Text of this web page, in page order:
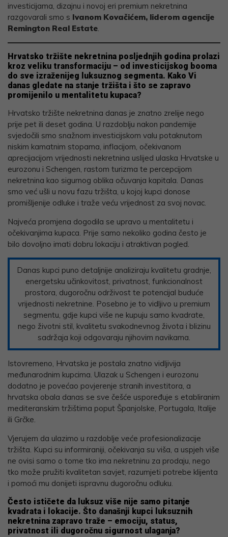
investicijama, dizajnu i novoj eri premium nekretnina
razgovarali smo s Ivanom Kovačićem, liderom agencije
Remington Real Estate
Hrvatsko tržište nekretnina posljednjih godina prolazi
kroz veliku transformaciju – od investicijskog booma
do sve izraženijeg luksuznog segmenta. Kako Vi
danas gledate na stanje tržišta i što se zapravo
promijenilo u mentalitetu kupaca?
Hrvatsko tržište nekretnina danas je znatno zrelije nego
prije pet ili deset godina. U razdoblju nakon pandemije
svjedočili smo snažnom investicijskom valu potaknutom
niskim kamatnim stopama, inflacijom, očekivanom
aprecijacijom vrijednosti nekretnina uslijed ulaska Hrvatske u
eurozonu i Schengen, rastom turizma te percepcijom
nekretnina kao sigurnog oblika očuvanja kapitala. Danas
smo već ušli u novu fazu tržišta, u kojoj kupci donose
promišljenije odluke i traže veću vrijednost za svoj novac.
Najveća promjena dogodila se upravo u mentalitetu i
očekivanjima kupaca. Prije samo nekoliko godina često je
bilo dovoljno imati dobru lokaciju i atraktivan pogled.
Danas kupci puno detaljnije analiziraju kvalitetu gradnje,
energetsku učinkovitost, privatnost, funkcionalnost
prostora, dugoročnu održivost te potencijal buduće
vrijednosti nekretnine. Posebno je to vidljivo u premium
segmentu, gdje kupci više ne kupuju samo kvadrate,
nego životni stil, kvalitetu svakodnevnog života i blizinu
sadržaja koji odgovaraju njihovim navikama.
Istovremeno, Hrvatska je postala znatno vidljivija
međunarodnim kupcima. Ulazak u Schengen i eurozonu
dodatno je povećao povjerenje stranih investitora, a
hrvatska obala danas se sve češće uspoređuje s etabliranim
mediteranskim tržištima poput Španjolske, Portugala, Italije
ili Grčke.
Vjerujem da ulazimo u razdoblje veće profesionalizacije
tržišta. Kupci su informiraniji, očekivanja su viša, a uspjeh više
ne ovisi samo o tome tko ima nekretninu za prodaju, nego
tko može pružiti kvalitetan savjet, razumjeti potrebe klijenta
i pomoći mu donijeti ispravnu dugoročnu odluku.
Često ističete da luksuz više nije samo pitanje
kvadrata i lokacije. Što današnji kupci luksuznih
nekretnina zapravo traže – emociju, status,
privatnost ili dugoročnu sigurnost ulaganja?